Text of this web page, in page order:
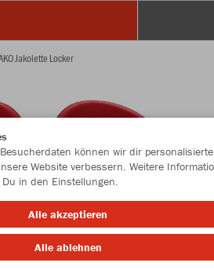
Jakolette Locker
können wir dir personalisierte
Website verbessern. Weitere
in den Einstellungen.
Alle akzeptieren
Alle ablehnen